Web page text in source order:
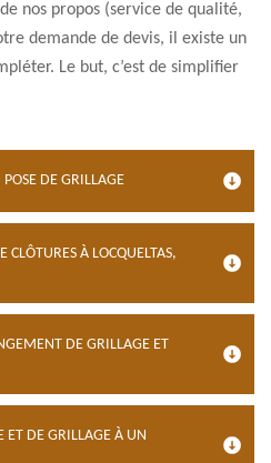
nos propos (service de qualité,
demande de devis, il existe un
Le but, c’est de simplifier
DE GRILLAGE
CLÔTURES À LOCQUELTAS,
DE GRILLAGE ET
ET DE GRILLAGE À UN